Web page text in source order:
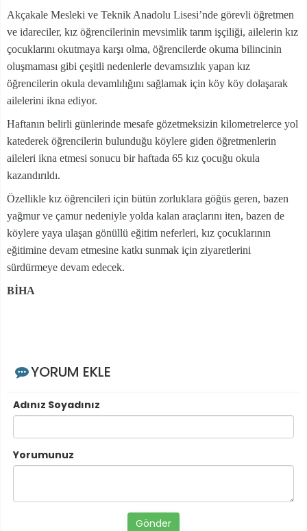
Akçakale Mesleki ve Teknik Anadolu Lisesi’nde görevli öğretmen
ve idareciler, kız öğrencilerinin mevsimlik tarım işçiliği, ailelerin kız
çocuklarını okutmaya karşı olma, öğrencilerde okuma bilincinin
oluşmaması gibi çeşitli nedenlerle devamsızlık yapan kız
öğrencilerin okula devamlılığını sağlamak için köy köy dolaşarak
ailelerini ikna ediyor.
Haftanın belirli günlerinde mesafe gözetmeksizin kilometrelerce yol
katederek öğrencilerin bulunduğu köylere giden öğretmenlerin
aileleri ikna etmesi sonucu bir haftada 65 kız çocuğu okula
kazandırıldı.
Özellikle kız öğrencileri için bütün zorluklara göğüs geren, bazen
yağmur ve çamur nedeniyle yolda kalan araçlarını iten, bazen de
köylere yaya ulaşan gönüllü eğitim neferleri, kız çocuklarının
eğitimine devam etmesine katkı sunmak için ziyaretlerini
sürdürmeye devam edecek.
BİHA
YORUM EKLE
Adınız Soyadınız
Yorumunuz
Gönder